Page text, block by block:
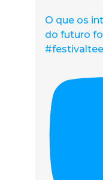
O que os
do futuro